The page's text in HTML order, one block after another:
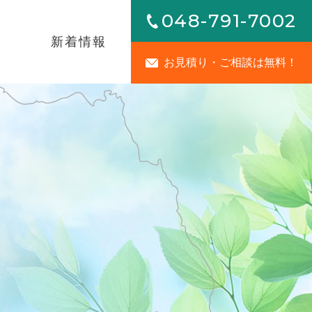
新着情報
048-791-7002
お見積り・ご相談は無料！